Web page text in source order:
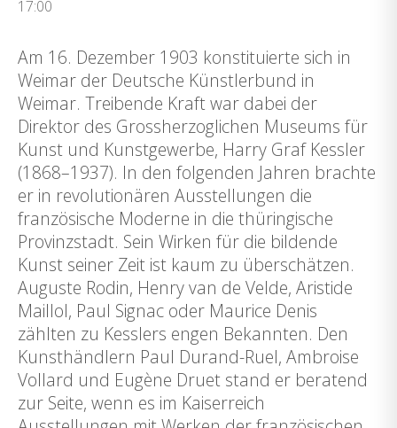
17:00
Am 16. Dezember 1903 konstituierte sich in
Weimar der Deutsche Künstlerbund in
Weimar. Treibende Kraft war dabei der
Direktor des Grossherzoglichen Museums für
Kunst und Kunstgewerbe, Harry Graf Kessler
(1868–1937). In den folgenden Jahren brachte
er in revolutionären Ausstellungen die
französische Moderne in die thüringische
Provinzstadt. Sein Wirken für die bildende
Kunst seiner Zeit ist kaum zu überschätzen.
Auguste Rodin, Henry van de Velde, Aristide
Maillol, Paul Signac oder Maurice Denis
zählten zu Kesslers engen Bekannten. Den
Kunsthändlern Paul Durand-Ruel, Ambroise
Vollard und Eugène Druet stand er beratend
zur Seite, wenn es im Kaiserreich